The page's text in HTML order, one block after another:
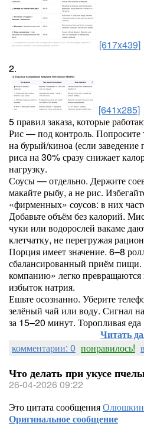
[617x439]
2.
[641x285]
5 правил заказа, которые
Рис — под контроль. Попросите
на бурый/киноа (если
риса на 30% сразу снижает
нагрузку.
Соусы — отдельно. Держите
макайте рыбу, а не рис.
«фирменных» соусов: в них
Добавьте объём без калорий.
чуки или водорослей вакаме
клетчатку, не перегружая
Порция имеет значение. 6–8
сбалансированный приём
компанию» легко
избыток натрия.
Ешьте осознанно. Уберите
зелёный чай или воду. Сигнал
за 15–20 минут. Торопливая еда
Читать
комментарии: 0 понравилось!
Что делать при укусе
26-04-2026 09:22
Это цитата сообщения
Оригинальное сообщение